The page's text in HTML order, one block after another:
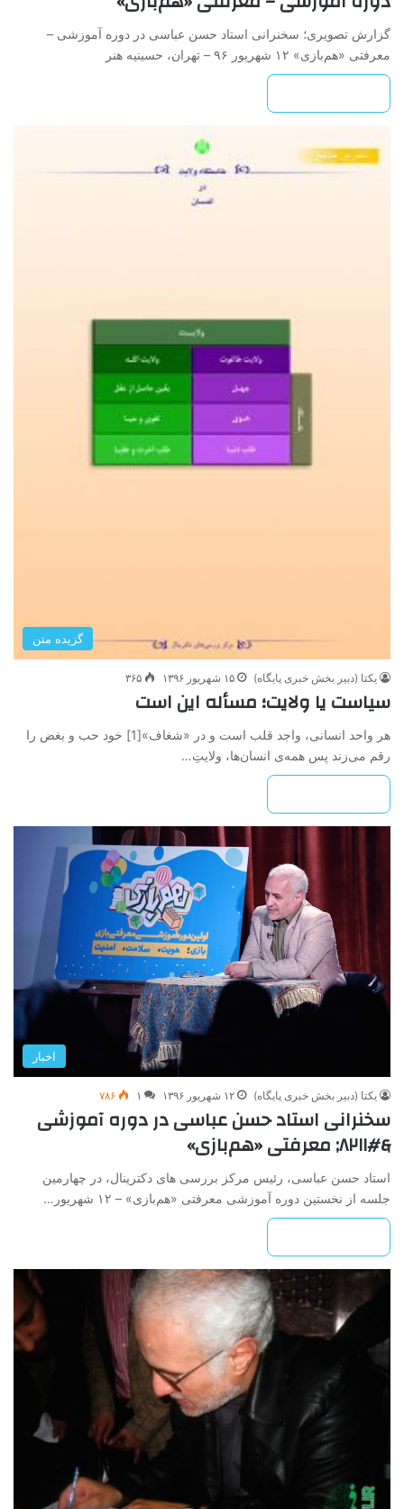
گزارش تصویری؛ سخنرانی استاد حسن عباسی در دوره آموزشی –
معرفتی «هم‌بازی» ۱۲ شهریور ۹۶ – تهران، حسینیه هنر
گزیده متن
یکتا (دبیر بخش خبری پایگاه) ۱۵ شهریور ۱۳۹۶ ۳۶۵
سیاست یا ولایت؛ مسأله این است
هر واحد انسانی، واجد قلب است و در «شغاف»[1] خود حب و بغض را
رقم می‌زند پس همه‌ی انسان‌ها، ولایتِ…
اخبار
یکتا (دبیر بخش خبری پایگاه) ۱۲ شهریور ۱۳۹۶ ۱ ۷۸۶
سخنرانی استاد حسن عباسی در دوره آموزشی
&#۸۲۱۱; معرفتی «هم‌بازی»
استاد حسن عباسی، رئیس مرکز بررسی های دکترینال، در چهارمین
جلسه از نخستین دوره آموزشی معرفتی «هم‌بازی» – ۱۲ شهریور…